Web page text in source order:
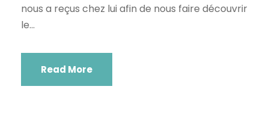
nous a reçus chez lui afin de nous faire découvrir
le...
Read More